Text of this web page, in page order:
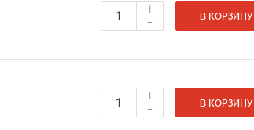
+
- В КОРЗИНУ
+
- В КОРЗИНУ